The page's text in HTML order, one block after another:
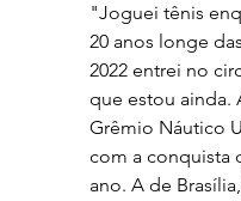
"Joguei tênis
20 anos longe
2022 entrei no
que estou
Grêmio Náutico
com a conquista
ano. A de